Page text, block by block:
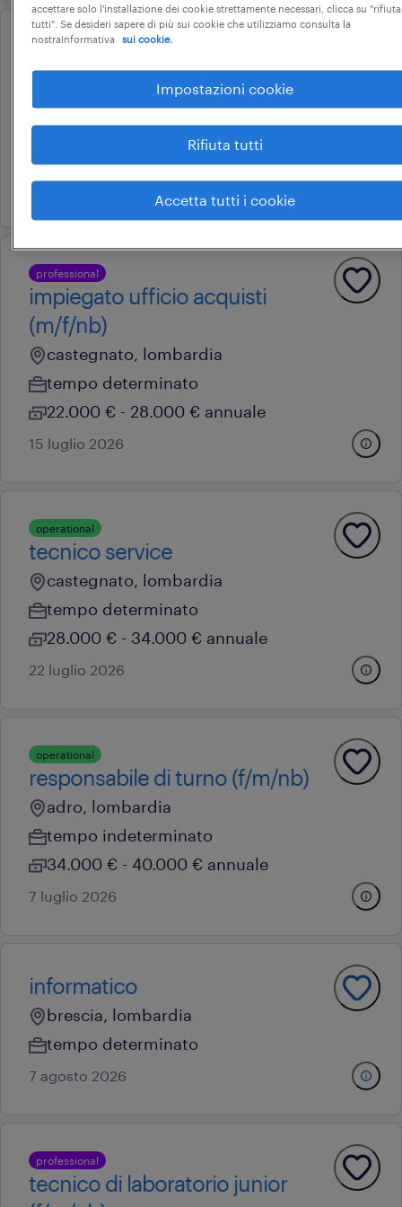
professional
addetto supply chain
castegnato, lombardia
tempo determinato
28.000 € - 34.000 € annuale
16 maggio 2026
professional
impiegato ufficio acquisti
(m/f/nb)
castegnato, lombardia
tempo determinato
22.000 € - 28.000 € annuale
15 luglio 2026
operational
tecnico service
castegnato, lombardia
tempo determinato
28.000 € - 34.000 € annuale
22 luglio 2026
operational
responsabile di turno (f/m/nb)
adro, lombardia
tempo indeterminato
34.000 € - 40.000 € annuale
7 luglio 2026
informatico
brescia, lombardia
tempo determinato
7 agosto 2026
professional
tecnico di laboratorio junior
accettare solo l'installazione dei cookie strettamente necessari, clicca su "rifiuta
tutti". Se desideri sapere di più sui cookie che utilizziamo consulta la
nostraInformativa
sui cookie.
Impostazioni cookie
Rifiuta tutti
Accetta tutti i cookie